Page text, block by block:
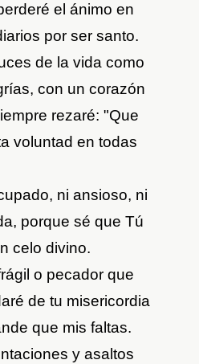
el ánimo en
por ser santo.
de la vida como
con un corazón
rezaré: "Que
voluntad en todas
ni ansioso, ni
porque sé que Tú
celo divino.
o pecador que
de tu misericordia
que mis faltas.
y asaltos